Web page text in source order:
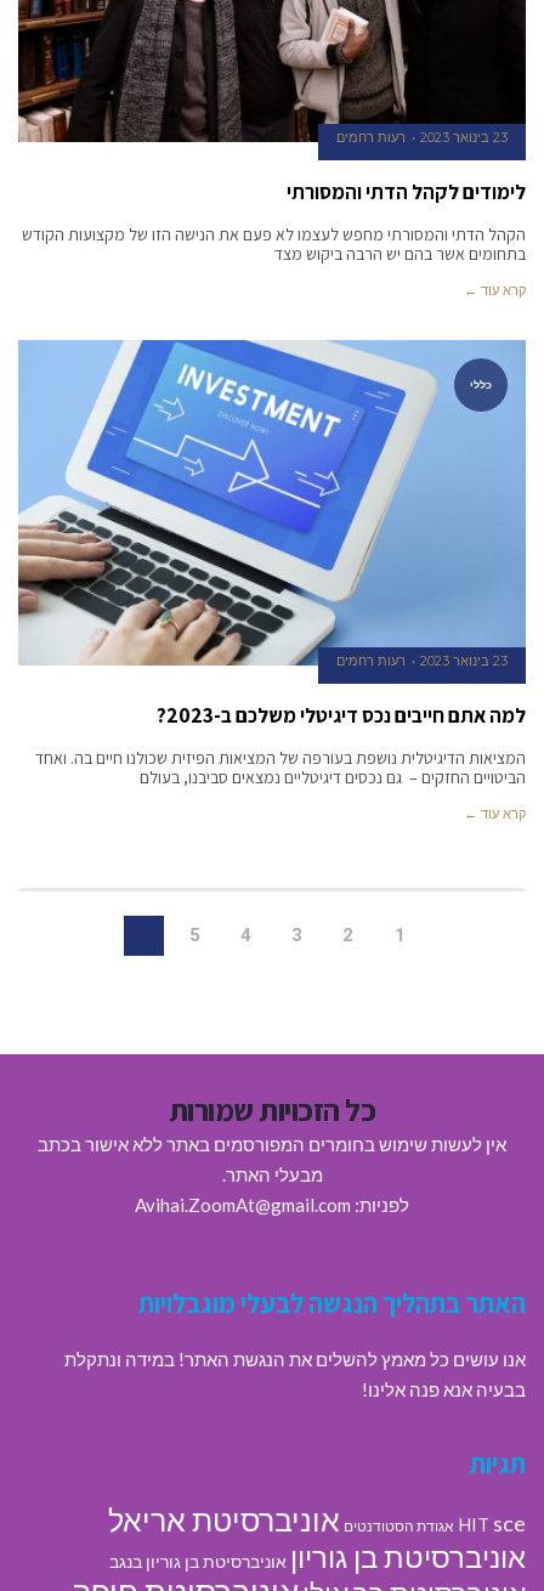
23 בינואר 2023 רעות רחמים
לימודים לקהל הדתי והמסורתי
הקהל הדתי והמסורתי מחפש לעצמו לא פעם את הנישה הזו של מקצועות הקודש
בתחומים אשר בהם יש הרבה ביקוש מצד
קרא עוד ←
כללי
23 בינואר 2023 רעות רחמים
למה אתם חייבים נכס דיגיטלי משלכם ב-2023?
המציאות הדיגיטלית נושפת בעורפה של המציאות הפיזית שכולנו חיים בה. ואחד
הביטויים החזקים – גם נכסים דיגיטליים נמצאים סביבנו, בעולם
קרא עוד ←
1
2
3
4
5
כל הזכויות שמורות
אין לעשות שימוש בחומרים המפורסמים באתר ללא אישור בכתב
מבעלי האתר.
לפניות: Avihai.ZoomAt@gmail.com
האתר בתהליך הנגשה לבעלי מוגבלויות
אנו עושים כל מאמץ להשלים את הנגשת האתר! במידה ונתקלת
בבעיה אנא פנה אלינו!
תגיות
HIT sce אגודת הסטודנטים אוניברסיטת אריאל
אוניברסיטת בן גוריון אוניברסיטת בן גוריון בנגב